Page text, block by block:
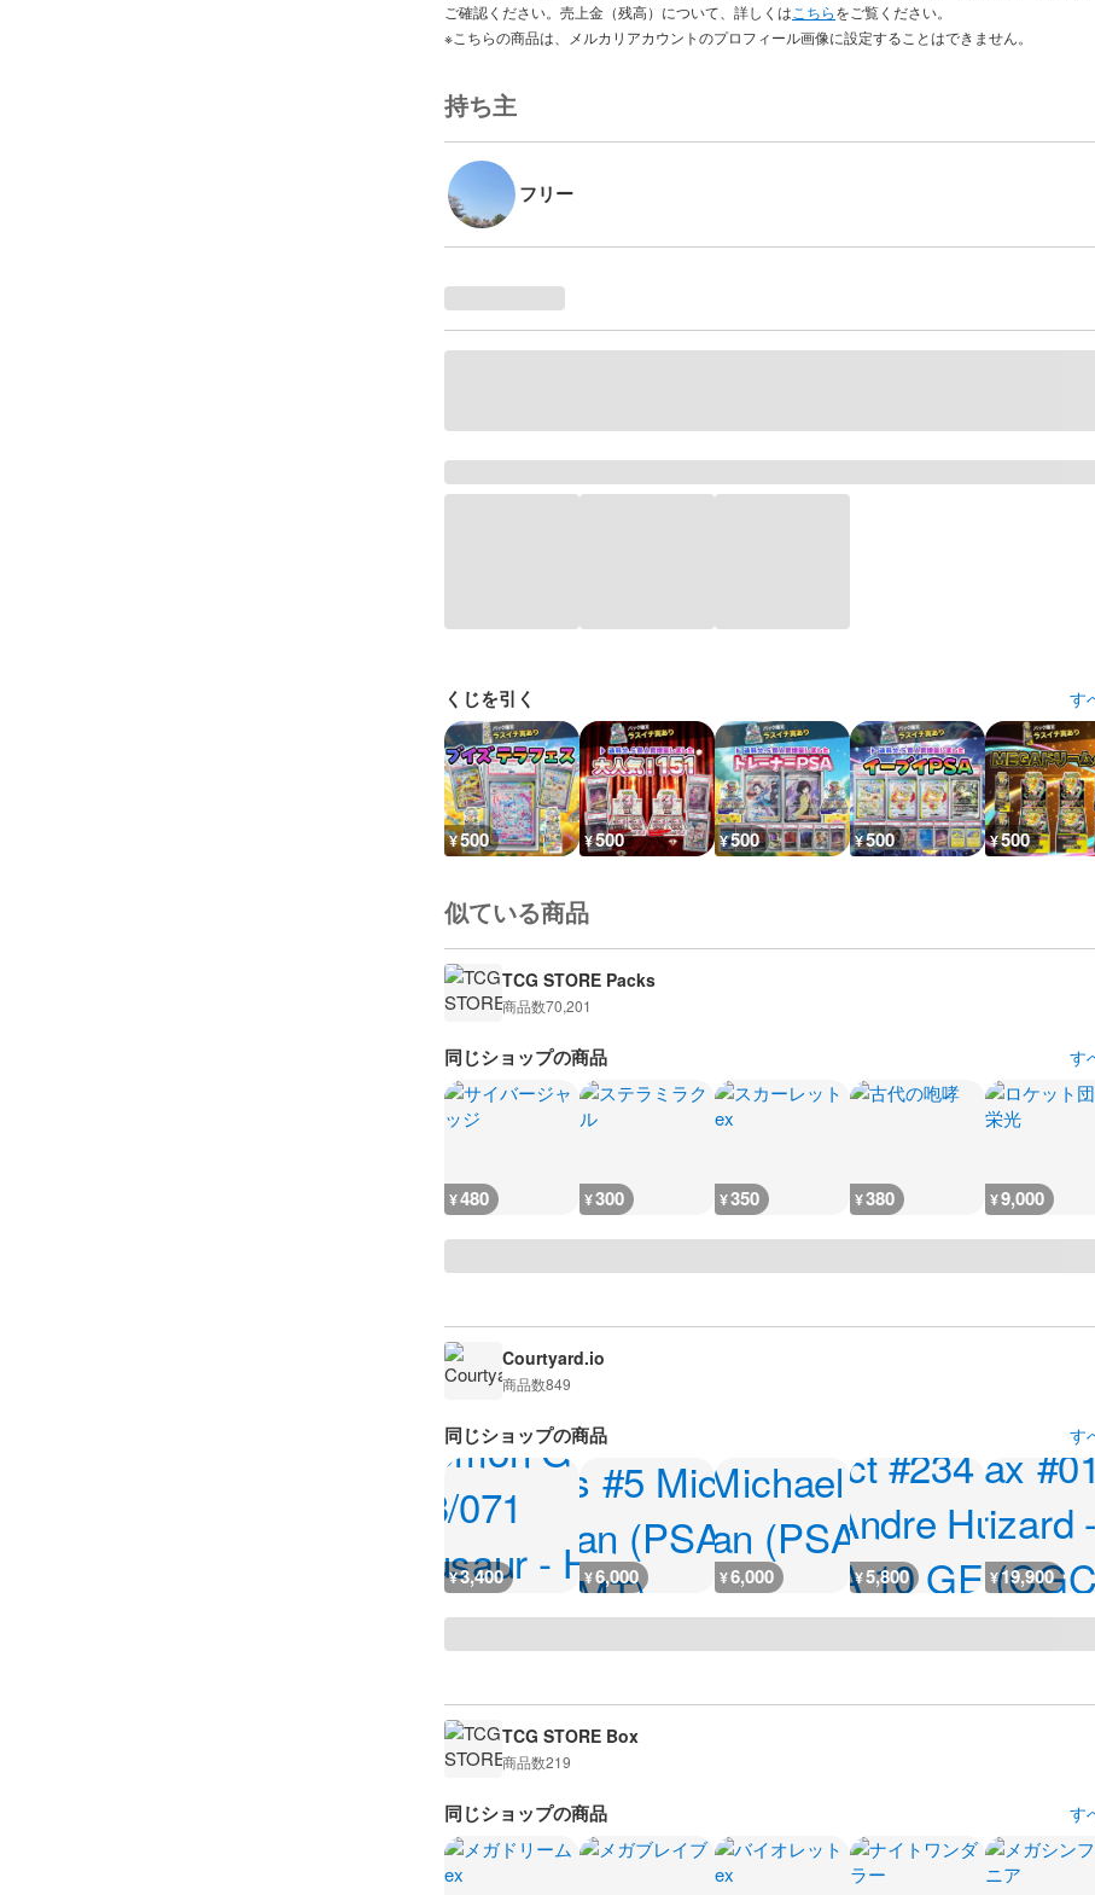
ご確認ください。売上金（残高）について、詳しくは こちらをご覧ください。
※こちらの商品は、メルカリアカウントのプロフィール画像に設定することはできません。
持ち主
フリー
くじを引く す
¥500 ¥500 ¥500 ¥500 ¥500
似ている商品
TCG STORE Packs
商品数70,201
同じショップの商品 す
¥480 ¥300 ¥350 ¥380 ¥9,000
Courtyard.io
商品数849
同じショップの商品 す
¥3,400 ¥6,000 ¥6,000 ¥5,800 ¥19,900
TCG STORE Box
商品数219
同じショップの商品 す